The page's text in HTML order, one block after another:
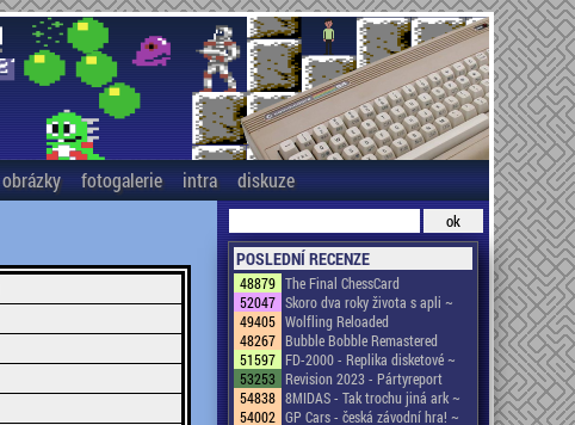
obrázky fotogalerie intra diskuze
POSLEDNÍ RECENZE
48879 The Final ChessCard
52047 Skoro dva roky života s apli ~
49405 Wolfling Reloaded
48267 Bubble Bobble Remastered
51597 FD-2000 - Replika disketové ~
53253 Revision 2023 - Pártyreport
54838 8MIDAS - Tak trochu jiná ark ~
54002 GP Cars - česká závodní hra! ~